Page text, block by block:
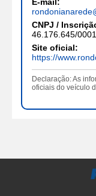
CNPJ /
46.176.645/
Site oficial:
https://
Declaração: As
oficiais do veículo